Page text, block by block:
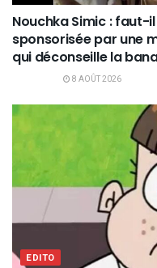
Nouchka Simic : faut-
sponsorisée par une
qui déconseille la
8 AOÛT 2026
EDITO